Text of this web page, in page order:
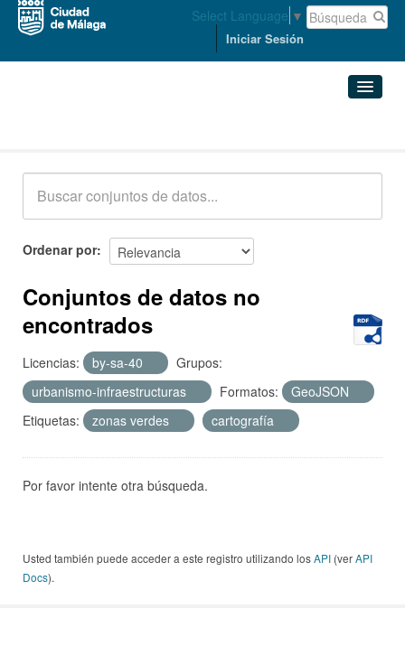
Select Language ▼
Iniciar Sesión
Acerca de
Ordenar por
Conjuntos de datos no
encontrados
Licencias: by-sa-40
Grupos:
urbanismo-infraestructuras
Formatos:
GeoJSON
Etiquetas:
zonas verdes cartografía
Por favor intente otra búsqueda.
Usted también puede acceder a este registro utilizando losAPI (verAPI
Docs).